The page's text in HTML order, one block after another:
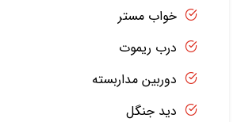
خواب مستر
درب ریموت
دوربین مداربسته
دید جنگل